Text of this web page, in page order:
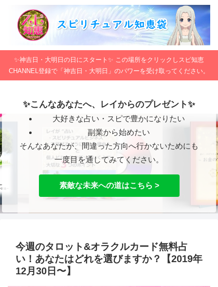
✨神吉日・大明日の日にスタート✨ この場所をクリックしスピ知恵
CHANNEL登録で「神吉日・大明日」のパワーを受け取ってください。
✨こんなあなたへ、レイからのプレゼント✨
大好きな占い・スピで豊かになりたい
副業から始めたい
そんなあなたが、間違った方向へ行かないためにも
一度目を通してみてください。
素敵な未来への道はこちら >
今週のタロット&オラクルカード無料占
い！あなたはどれを選びますか？【2019年
12月30日〜】